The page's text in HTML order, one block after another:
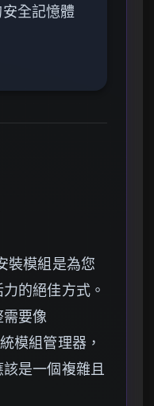
全記憶體
模組是為您
的絕佳方式。
要像
模組管理器，
是一個複雜且